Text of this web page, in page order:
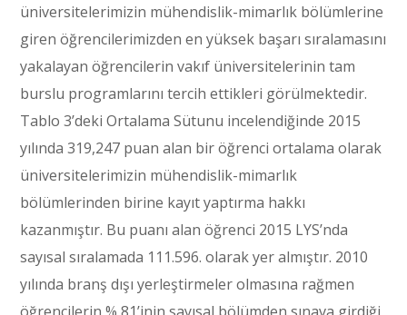
üniversitelerimizin mühendislik-mimarlık bölümlerine
giren öğrencilerimizden en yüksek başarı sıralamasını
yakalayan öğrencilerin vakıf üniversitelerinin tam
burslu programlarını tercih ettikleri görülmektedir.
Tablo 3’deki Ortalama Sütunu incelendiğinde 2015
yılında 319,247 puan alan bir öğrenci ortalama olarak
üniversitelerimizin mühendislik-mimarlık
bölümlerinden birine kayıt yaptırma hakkı
kazanmıştır. Bu puanı alan öğrenci 2015 LYS’nda
sayısal sıralamada 111.596. olarak yer almıştır. 2010
yılında branş dışı yerleştirmeler olmasına rağmen